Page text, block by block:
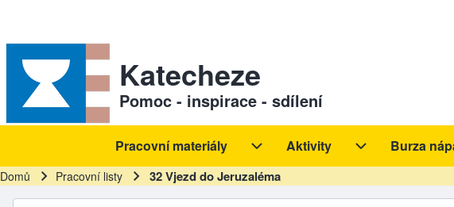
Sekundární odkazy
Katecheze
Pomoc - inspirace - sdílení
Hlavní navigace
Pracovní materiály
Pracovní materiály sub-navigation
Aktivity
Aktivity sub-
Burza
Domů Pracovní listy 32 Vjezd do Jeruzaléma